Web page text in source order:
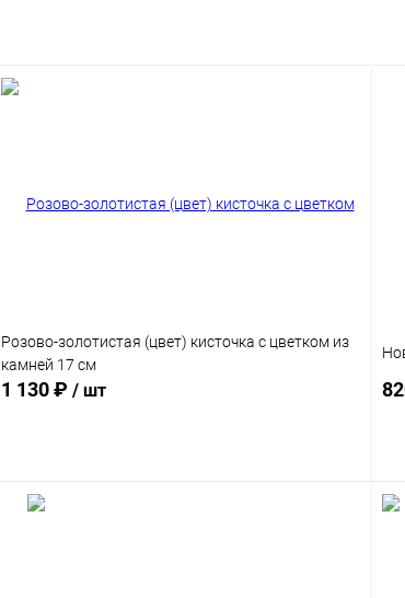
Розово-золотистая (цвет) кисточка с цветком из
камней 17 см
1 130 ₽ / шт
Подписаться